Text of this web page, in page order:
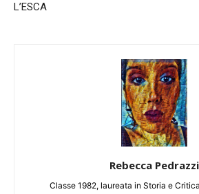
L’ESCA
Rebecca Pedrazzi
Classe 1982, laureata in Storia e